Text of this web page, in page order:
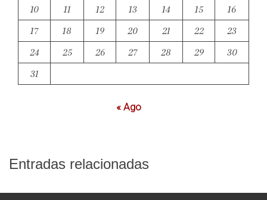
10
11 12 13 14 15
16
17
18 19 20 21 22
23
24
25 26 27 28 29
30
31
« Ago
Entradas relacionadas